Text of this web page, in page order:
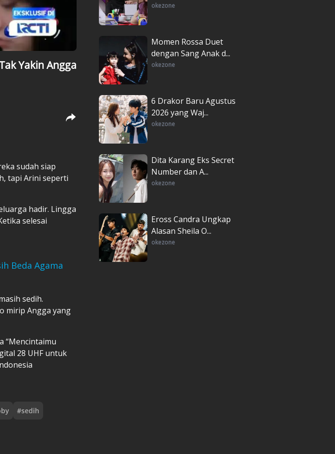
Yakin Angga
sudah siap
tapi Arini seperti
hadir. Lingga
selesai
Beda Agama
sedih.
mirip Angga yang
“Mencintaimu
28 UHF untuk
#sedih
okezone
Momen Rossa Duet
dengan Sang Anak d...
okezone
6 Drakor Baru Agustus
2026 yang Waj...
okezone
Dita Karang Eks Secret
Number dan A...
okezone
Eross Candra Ungkap
Alasan Sheila O...
okezone